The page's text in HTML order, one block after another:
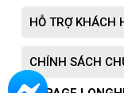
Đánh giá về
MSI giúp card
tối ưu ngay cả trong
HỖ TRỢ KHÁCH
CHÍNH SÁCH